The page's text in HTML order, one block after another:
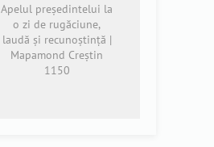
Apelul președintelui la
o zi de rugăciune,
laudă și recunoștință |
Mapamond Creștin
1150